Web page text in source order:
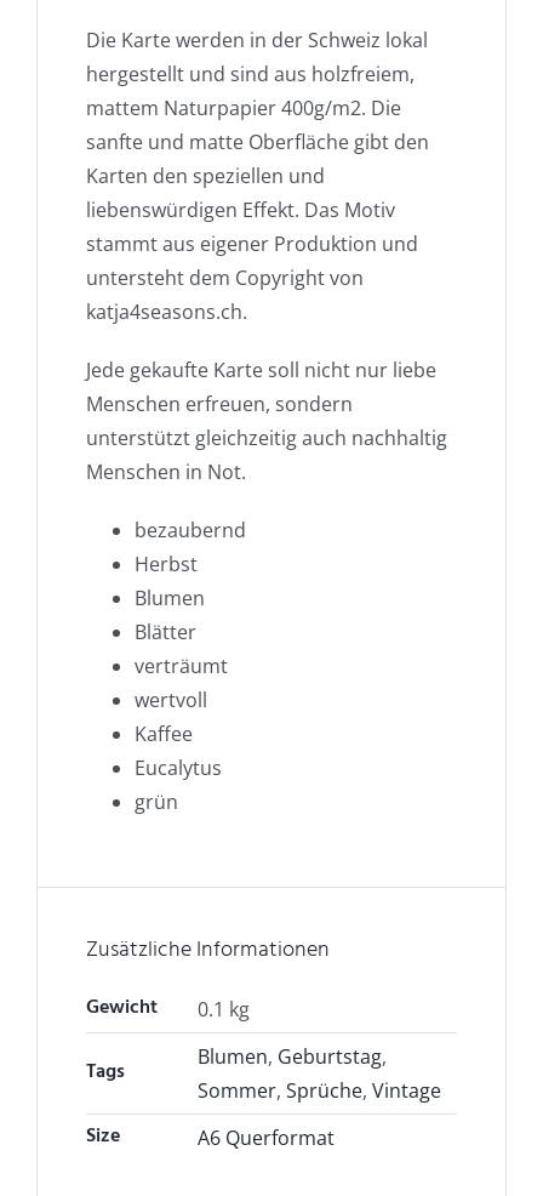
Die Karte werden in der Schweiz lokal
hergestellt und sind aus holzfreiem,
mattem Naturpapier 400g/m2. Die
sanfte und matte Oberfläche gibt den
Karten den speziellen und
liebenswürdigen Effekt. Das Motiv
stammt aus eigener Produktion und
untersteht dem Copyright von
katja4seasons.ch.
Jede gekaufte Karte soll nicht nur liebe
Menschen erfreuen, sondern
unterstützt gleichzeitig auch nachhaltig
Menschen in Not.
bezaubernd
Herbst
Blumen
Blätter
verträumt
wertvoll
Kaffee
Eucalytus
grün
Zusätzliche Informationen
Gewicht 0.1 kg
Tags Blumen, Geburtstag,
Sommer, Sprüche, Vintage
Size A6 Querformat